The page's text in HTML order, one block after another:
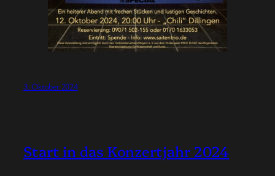
3. Oktober 2024
Start in das Konzertjahr 2024